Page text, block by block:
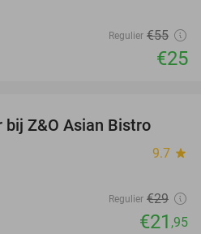
Regulier €55
€25
Z&O Asian Bistro
9.7 star
Regulier €29
€21 ,95